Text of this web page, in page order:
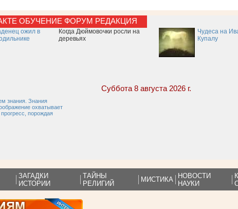
ОБУЧЕНИЕ ФОРУМ РЕДАКЦИЯ
ожил в
Когда Дюймовочки росли на
деревьях
Чудеса на
Купалу
Суббота 8 августа 2026 г.
знания. Знания
охватывает
порождая
ЗАГАДКИ
ИСТОРИИ
ТАЙНЫ
РЕЛИГИЙ
МИСТИКА
НОВОСТИ
НАУКИ